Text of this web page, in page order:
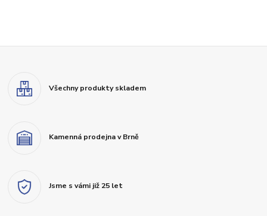
Všechny produkty skladem
Kamenná prodejna v Brně
Jsme s vámi již 25 let